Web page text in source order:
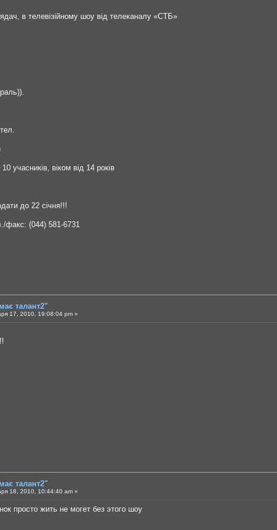
в телевізійному шоу від телеканалу «СТБ»
учасників, віком від 14 років
до 22 січня!!!
факс: (044) 581-6731
талант2"
17, 2010, 19:08:04 pm »
талант2"
18, 2010, 10:44:40 am »
просто жить не могет без этого шоу